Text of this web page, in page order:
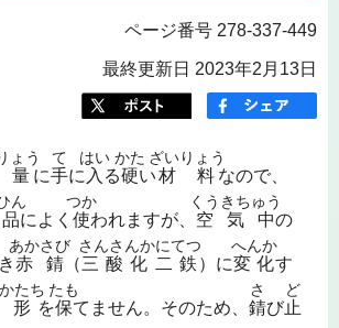
ページ番号 278-337-449
最終更新日 2023年2月13日
ょう
に手
て
に入
はい
る硬
かた
い材料
ざいりょう
なので、
ん
によく 使
つか
われますが、 空気中
くうきちゅう
の
赤錆
あかさび
（三酸化二鉄
さんさんかにてつ
）に変化
へんか
す
形
かたち
を保
たも
てません。そのため、 錆
さ
び止
ど